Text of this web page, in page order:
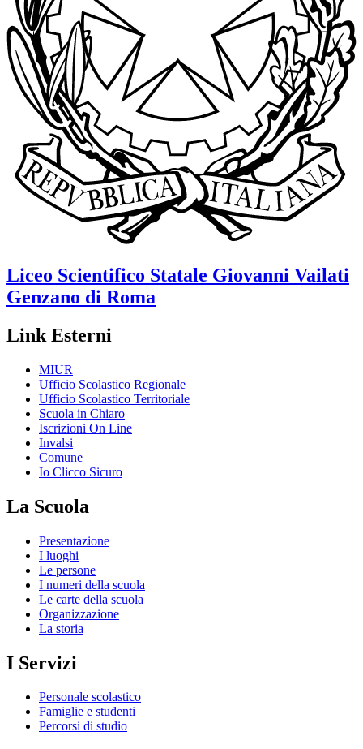
Liceo Scientifico Statale Giovanni Vailati
Genzano di Roma
Link Esterni
MIUR
Ufficio Scolastico Regionale
Ufficio Scolastico Territoriale
Scuola in Chiaro
Iscrizioni On Line
Invalsi
Comune
Io Clicco Sicuro
La Scuola
Presentazione
I luoghi
Le persone
I numeri della scuola
Le carte della scuola
Organizzazione
La storia
I Servizi
Personale scolastico
Famiglie e studenti
Percorsi di studio